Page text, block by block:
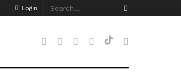
Login